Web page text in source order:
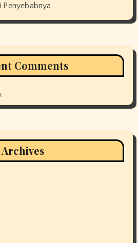
Penyebabnya
Comments
Archives